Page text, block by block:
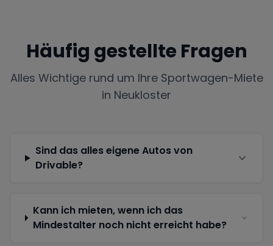
Häufig gestellte Fragen
Alles Wichtige rund um Ihre Sportwagen-Miete
in Neukloster
Sind das alles eigene Autos von
Drivable?
Kann ich mieten, wenn ich das
Mindestalter noch nicht erreicht habe?